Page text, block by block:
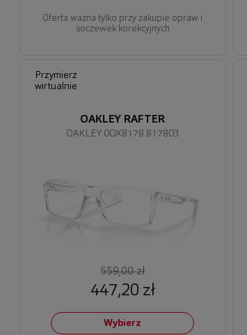
Oferta ważna tylko przy zakupie opraw i
soczewek korekcyjnych
Przymierz
wirtualnie
OAKLEY 0OX8178 817803
OAKLEY RAFTER
559,00 zł
447,20 zł
Wybierz